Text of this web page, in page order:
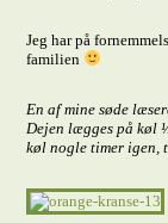
Jeg har på
familien
En af mine søde
Dejen lægges på køl
køl nogle timer igen,